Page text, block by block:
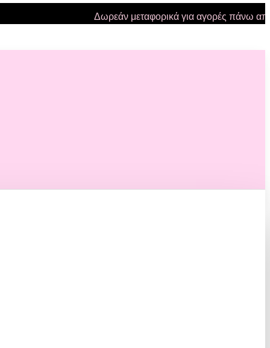
Δωρεάν μεταφορικά για αγορές πάνω από 47